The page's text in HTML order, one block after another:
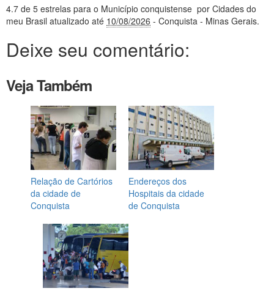
4.7 de 5 estrelas para o Município conquistense por Cidades do
meu Brasil atualizado até 10/08/2026 - Conquista - Minas Gerais.
Deixe seu comentário:
Veja Também
Relação de Cartórios
da cidade de
Conquista
Endereços dos
Hospitais da cidade
de Conquista